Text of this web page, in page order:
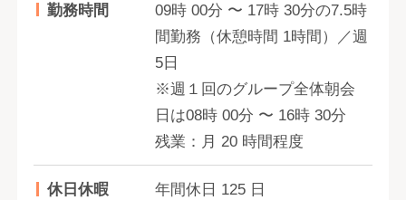
勤務時間
09時 00分 〜 17時 30分の7.5時
間勤務（休憩時間 1時間）／週
5日
※週１回のグループ全体朝会
日は08時 00分 〜 16時 30分
残業：月 20 時間程度
休日休暇
年間休日 125 日